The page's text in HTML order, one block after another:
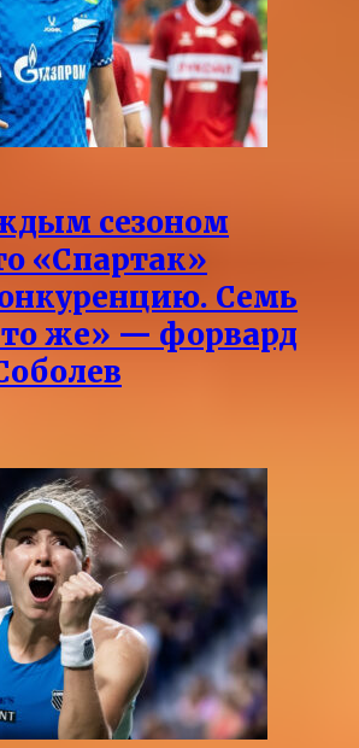
сезоном
«Спартак»
Семь
то же» — форвард